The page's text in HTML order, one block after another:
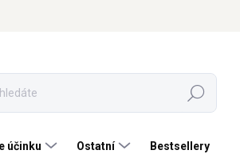
Hledat
účinku Ostatní Bestsellery